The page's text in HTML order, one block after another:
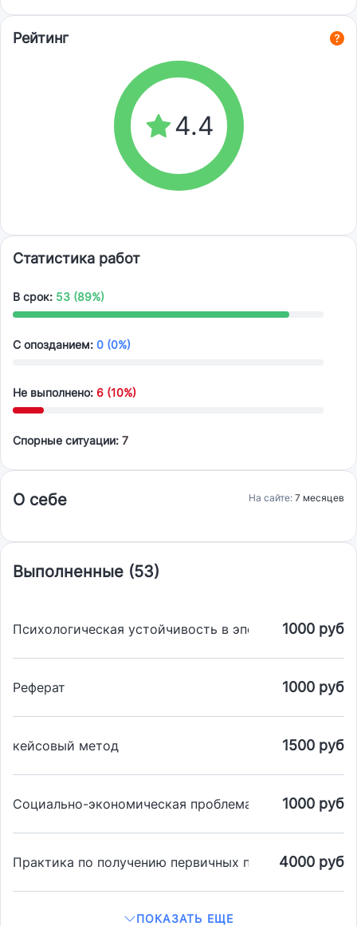
Рейтинг
4.4
Статистика работ
В срок: 53 (89%)
С опозданием: 0 (0%)
Не выполнено: 6 (10%)
Спорные ситуации: 7
О себе На сайте: 7 месяцев
Выполненные (53)
Психологическая устойчивость в эпоху 1000 руб
Реферат 1000 руб
кейсовый метод 1500 руб
Социально-экономическая проблематика в СМИ
1000 руб
Практика по получению первичных 4000 руб
ПОКАЗАТЬ ЕЩЕ